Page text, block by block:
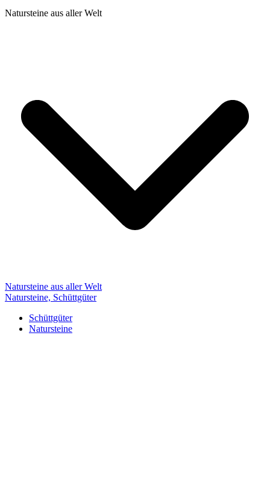
Natursteine aus aller Welt
Natursteine aus aller Welt
Natursteine, Schüttgüter
Schüttgüter
Natursteine